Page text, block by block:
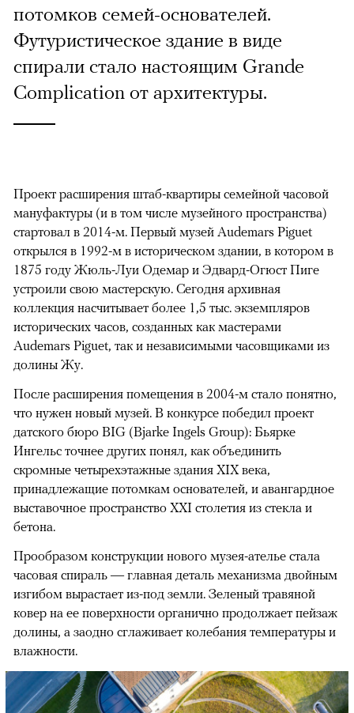
потомков семей-основателей.
Футуристическое здание в виде
спирали стало настоящим Grande
Complication от архитектуры.
Проект расширения штаб-квартиры семейной часовой
мануфактуры (и в том числе музейного пространства)
стартовал в 2014-м. Первый музей Audemars Piguet
открылся в 1992-м в историческом здании, в котором в
1875 году Жюль-Луи Одемар и Эдвард-Огюст Пиге
устроили свою мастерскую. Сегодня архивная
коллекция насчитывает более 1,5 тыс. экземпляров
исторических часов, созданных как мастерами
Audemars Piguet, так и независимыми часовщиками из
долины Жу.
После расширения помещения в 2004-м стало понятно,
что нужен новый музей. В конкурсе победил проект
датского бюро BIG (Bjarke Ingels Group): Бьярке
Ингельс точнее других понял, как объединить
скромные четырехэтажные здания XIX века,
принадлежащие потомкам основателей, и авангардное
выставочное пространство XXI столетия из стекла и
бетона.
Прообразом конструкции нового музея-ателье стала
часовая спираль — главная деталь механизма двойным
изгибом вырастает из-под земли. Зеленый травяной
ковер на ее поверхности органично продолжает пейзаж
долины, а заодно сглаживает колебания температуры и
влажности.